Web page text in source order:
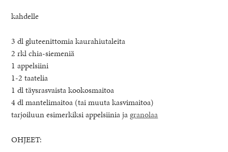
kahdelle
3 dl gluteenittomia kaurahiutaleita
2 rkl chia-siemeniä
1 appelsiini
1-2 taatelia
1 dl täysrasvaista kookosmaitoa
4 dl mantelimaitoa (tai muuta kasvimaitoa)
tarjoiluun esimerkiksi appelsiinia jagranolaa
OHJEET: